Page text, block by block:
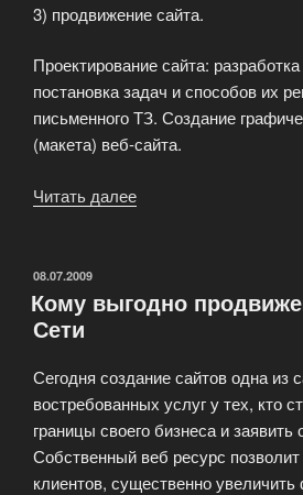
3) продвижение сайта.
Проектирование сайта:
постановка задач и способов их
письменного ТЗ. Создание
(макета) веб-сайта.
Читать далее
Banners
ОПУБЛИКОВАНО
08.07.2009
Кому выгодно
Сети
Сегодня создание сайтов одна из
востребованных услуг у тех, кто
границы своего бизнеса и заявить
Собственный веб ресурс
клиентов, существенно